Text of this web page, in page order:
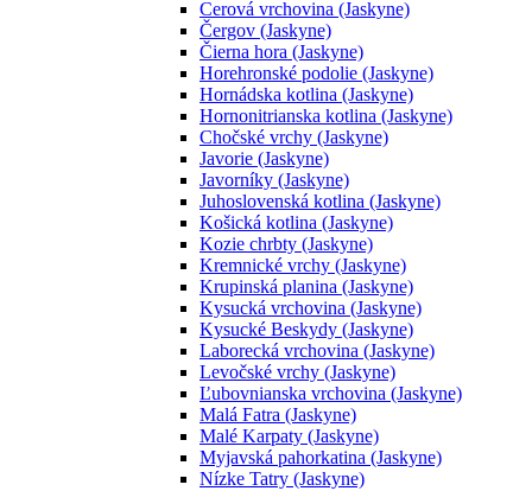
Cerová vrchovina (Jaskyne)
Čergov (Jaskyne)
Čierna hora (Jaskyne)
Horehronské podolie (Jaskyne)
Hornádska kotlina (Jaskyne)
Hornonitrianska kotlina (Jaskyne)
Chočské vrchy (Jaskyne)
Javorie (Jaskyne)
Javorníky (Jaskyne)
Juhoslovenská kotlina (Jaskyne)
Košická kotlina (Jaskyne)
Kozie chrbty (Jaskyne)
Kremnické vrchy (Jaskyne)
Krupinská planina (Jaskyne)
Kysucká vrchovina (Jaskyne)
Kysucké Beskydy (Jaskyne)
Laborecká vrchovina (Jaskyne)
Levočské vrchy (Jaskyne)
Ľubovnianska vrchovina (Jaskyne)
Malá Fatra (Jaskyne)
Malé Karpaty (Jaskyne)
Myjavská pahorkatina (Jaskyne)
Nízke Tatry (Jaskyne)